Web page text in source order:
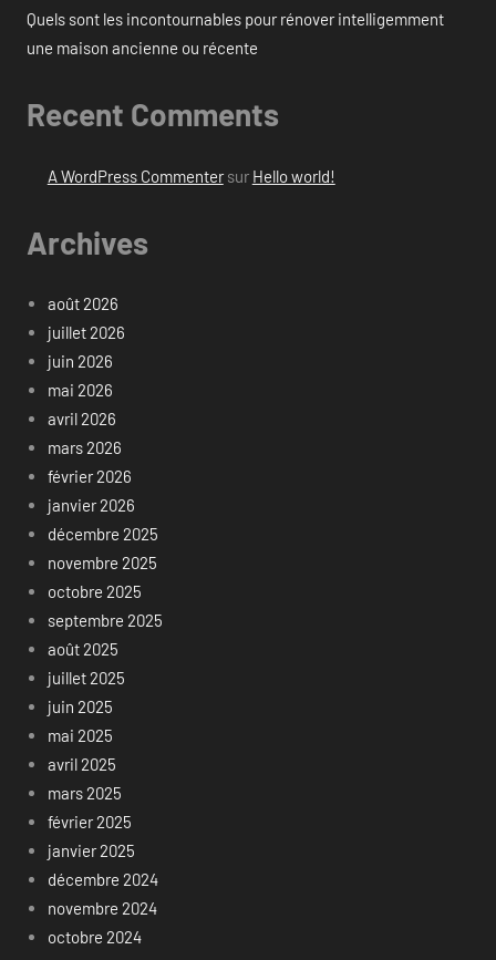
Quels sont les incontournables pour rénover intelligemment
une maison ancienne ou récente
Recent Comments
A WordPress Commentersur Hello world!
Archives
août 2026
juillet 2026
juin 2026
mai 2026
avril 2026
mars 2026
février 2026
janvier 2026
décembre 2025
novembre 2025
octobre 2025
septembre 2025
août 2025
juillet 2025
juin 2025
mai 2025
avril 2025
mars 2025
février 2025
janvier 2025
décembre 2024
novembre 2024
octobre 2024